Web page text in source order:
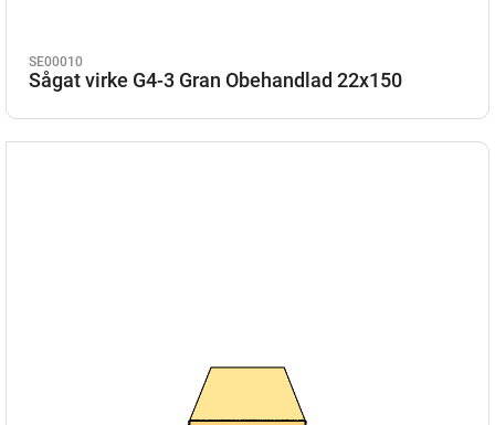
SE00010
Sågat virke G4-3 Gran Obehandlad 22x150